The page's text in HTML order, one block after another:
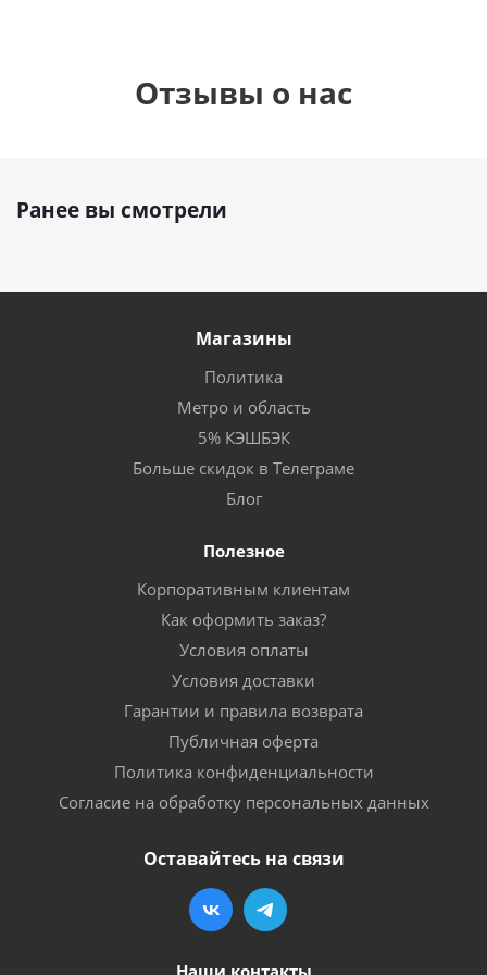
Отзывы о нас
Ранее вы смотрели
Магазины
Политика
Метро и область
5% КЭШБЭК
Больше скидок в Телеграме
Блог
Полезное
Корпоративным клиентам
Как оформить заказ?
Условия оплаты
Условия доставки
Гарантии и правила возврата
Публичная оферта
Политика конфиденциальности
Согласие на обработку персональных данных
Оставайтесь на связи
Наши контакты